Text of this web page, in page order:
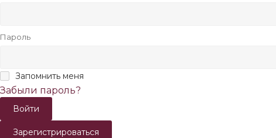
Пароль
Запомнить меня
Забыли пароль?
Зарегистрироваться